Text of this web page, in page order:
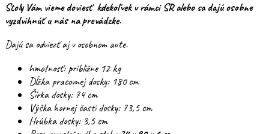
Stoly Vám vieme doviesť kdekoľvek v rámci SR alebo sa dajú osobne
vyzdvihnúť u nás na prevádzke.
Dajú sa odviezť aj v osobnom aute.
hmotnosť: približne 12 kg
Dĺžka pracovnej dosky: 180 cm
Šírka dosky: 74 cm
Výška hornej časti dosky: 73,5 cm
Hrúbka dosky: 3,5 cm